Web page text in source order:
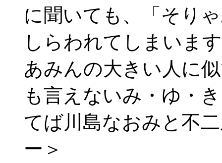
に聞いても、「そり
しらわれてしまいま
あみんの大きい人に
も言えないみ・ゆ・
てば川島なおみと不
ー＞